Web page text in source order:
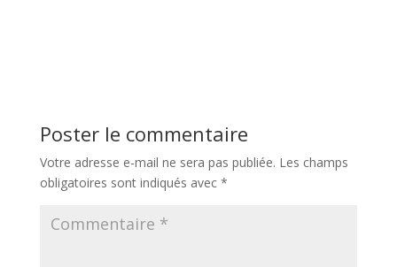
Poster le commentaire
Votre adresse e-mail ne sera pas publiée. Les champs
obligatoires sont indiqués avec *